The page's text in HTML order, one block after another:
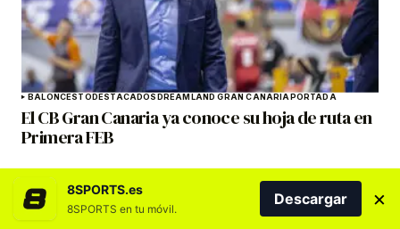
BALONCESTODESTACADOSDREAMLAND GRAN CANARIAPORTADA
El CB Gran Canaria ya conoce su hoja de ruta en
Primera FEB
8SPORTS.es
8SPORTS en tu móvil.
Descargar ×